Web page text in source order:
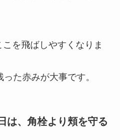
を飛ばしやすくなりま
た赤みが大事です。
は、角栓より頬を守る